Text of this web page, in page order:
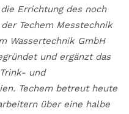
Errichtung des noch
Techem Messtechnik
Wassertechnik GmbH
und ergänzt das
und
Techem betreut heute
über eine halbe